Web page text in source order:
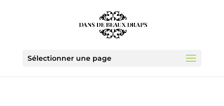
Sélectionner une page